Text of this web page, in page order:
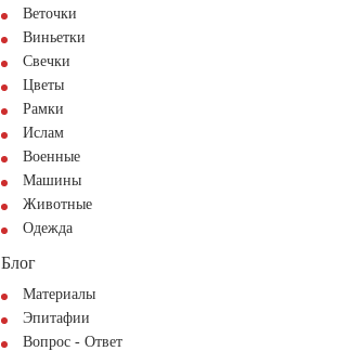
Веточки
Виньетки
Свечки
Цветы
Рамки
Ислам
Военные
Машины
Животные
Одежда
Блог
Материалы
Эпитафии
Вопрос - Ответ